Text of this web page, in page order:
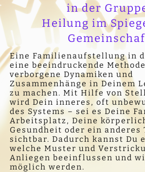
in der
Heilung im
Eine Familienaufstellung in
eine beeindruckende
verborgene Dynamiken und
Zusammenhänge in Deinem
zu machen. Mit Hilfe von
wird Dein inneres, oft
des Systems – sei es Deine
Arbeitsplatz, Deine
Gesundheit oder ein anderes
sichtbar. Dadurch kannst Du
welche Muster und
Anliegen beeinflussen und
möglich werden.